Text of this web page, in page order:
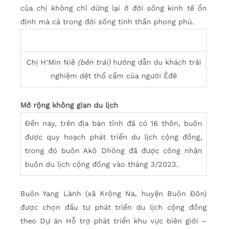
của chị không chỉ dừng lại ở đời sống kinh tế ổn
định mà cả trong đời sống tinh thần phong phú.
Chị H’Min Niê (bên trái) hướng dẫn du khách trải
nghiệm dệt thổ cẩm của người Êđê
Mở rộng không gian du lịch
Đến nay, trên địa bàn tỉnh đã có 16 thôn, buôn
được quy hoạch phát triển du lịch cộng đồng,
trong đó buôn Akô Dhông đã được công nhận
buôn du lịch cộng đồng vào tháng 3/2023.
Buôn Yang Lành (xã Krông Na, huyện Buôn Đôn)
được chọn đầu tư phát triển du lịch cộng đồng
theo Dự án Hỗ trợ phát triển khu vực biên giới –